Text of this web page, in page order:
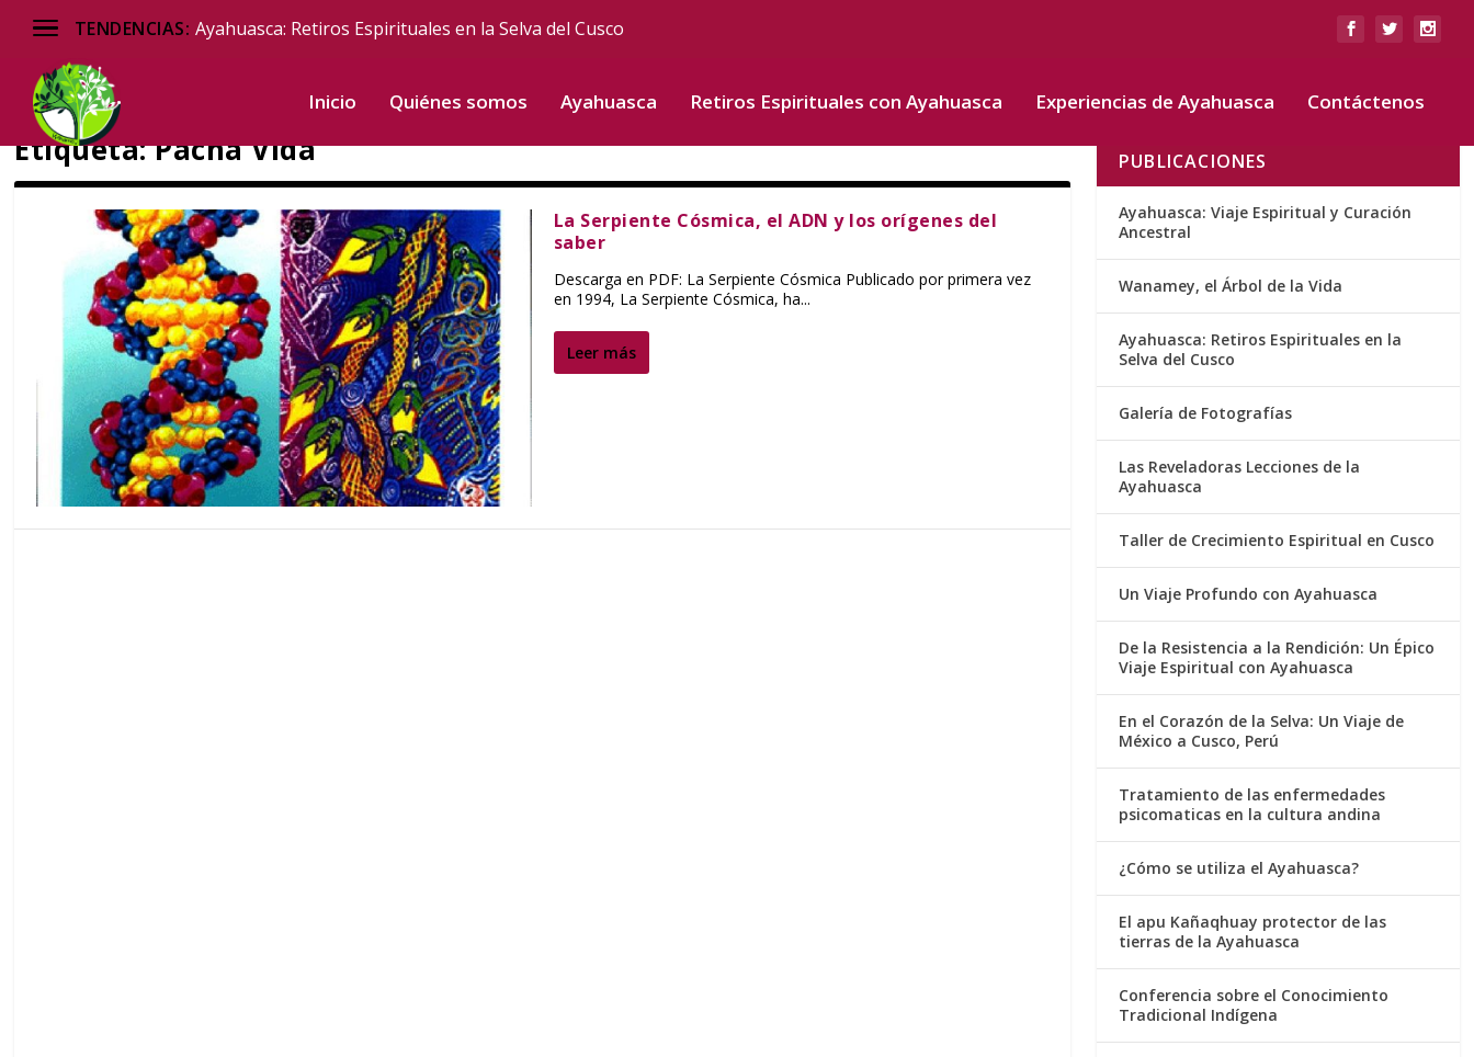
TENDENCIAS: Ayahuasca: Retiros Espirituales en la Selva del Cusco
Inicio Quiénes somos Ayahuasca Retiros Espirituales con Ayahuasca Experiencias de Ayahuasca Contáctenos
Etiqueta:Pacha Vida
La Serpiente Cósmica, el ADN y los orígenes del
saber
Descarga en PDF: La Serpiente Cósmica Publicado por primera vez
en 1994, La Serpiente Cósmica, ha...
Leer más
PUBLICACIONES
Ayahuasca: Viaje Espiritual y Curación
Ancestral
Wanamey, el Árbol de la Vida
Ayahuasca: Retiros Espirituales en la
Selva del Cusco
Galería de Fotografías
Las Reveladoras Lecciones de la
Ayahuasca
Taller de Crecimiento Espiritual en Cusco
Un Viaje Profundo con Ayahuasca
De la Resistencia a la Rendición: Un Épico
Viaje Espiritual con Ayahuasca
En el Corazón de la Selva: Un Viaje de
México a Cusco, Perú
Tratamiento de las enfermedades
psicomaticas en la cultura andina
¿Cómo se utiliza el Ayahuasca?
El apu Kañaqhuay protector de las
tierras de la Ayahuasca
Conferencia sobre el Conocimiento
Tradicional Indígena